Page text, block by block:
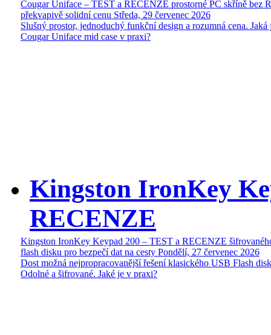
Cougar Uniface – TEST a RECENZE prostorné PC skříně bez
překvapivě solidní cenu Středa, 29 červenec 2026
Slušný prostor, jednoduchý funkční design a rozumná cena. Jaká
Cougar Uniface mid case v praxi?
Kingston IronKey
RECENZE
Kingston IronKey Keypad 200 – TEST a RECENZE
flash disku pro bezpečí dat na cesty Pondělí, 27 červenec 2026
Dost možná nejpropracovanější řešení klasického USB Flash
Odolné a šifrované. Jaké je v praxi?